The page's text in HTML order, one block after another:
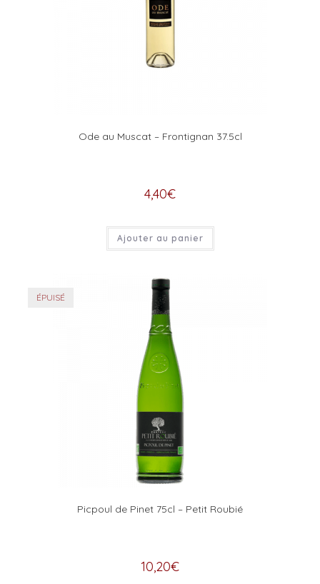
Ode au Muscat – Frontignan 37.5cl
4,40€
Ajouter au panier
ÉPUISÉ
Picpoul de Pinet 75cl – Petit Roubié
10,20€